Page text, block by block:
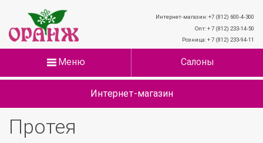
Интернет-магазин: +7 (812) 600-4-300
Опт: + 7 (812) 233-14-50
Розница: + 7 (812) 233-94-11
Меню Салоны
Интернет-магазин
Протея